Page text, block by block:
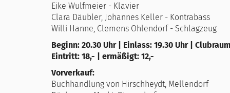
Eike Wulfmeier - Klavier
Clara Däubler, Johannes Keller - Kontrabass
Willi Hanne, Clemens Ohlendorf - Schlagzeug
Beginn: 20.30 Uhr | Einlass: 19.30 Uhr |
Eintritt: 18,- | ermäßigt: 12,-
Vorverkauf:
Buchhandlung von Hirschheydt, Mellendorf